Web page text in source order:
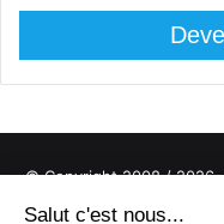
© Copyright 2008 / 2026,
Company.